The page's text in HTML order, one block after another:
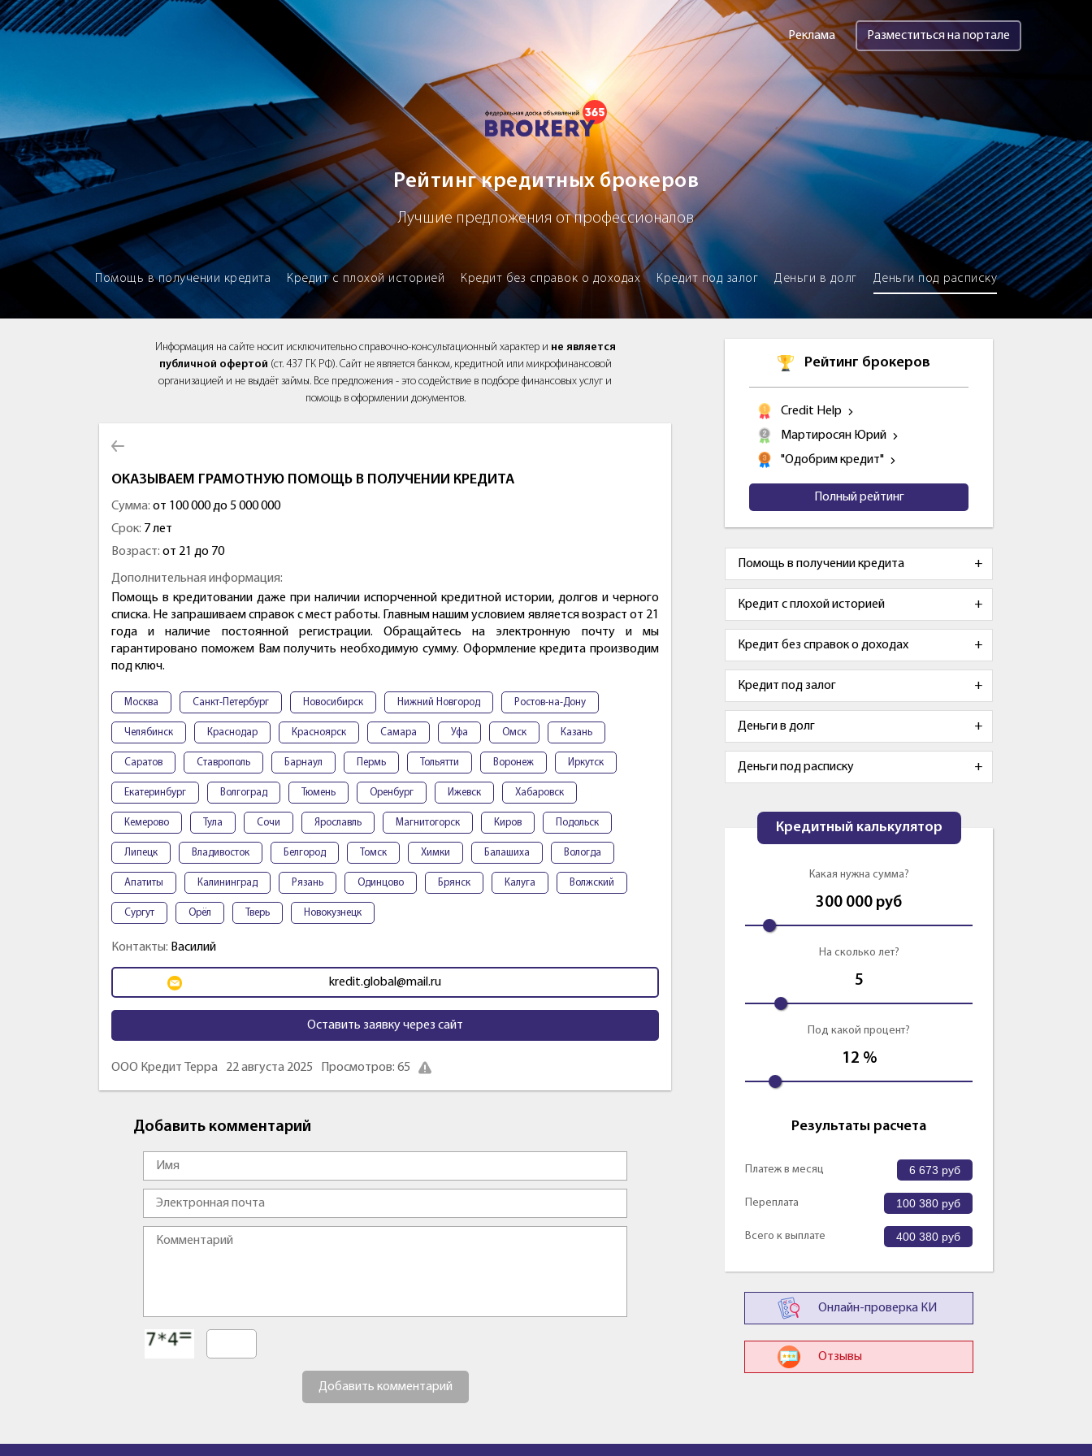
Brokery365 - Рейтинг кредитных брокеров
Реклама Разместиться на портале
Рейтинг кредитных брокеров
Лучшие предложения от профессионалов
Помощь в получении кредита Кредит с плохой историей Кредит без справок о доходах Кредит под залог Деньги в долг Деньги под расписку
Информация на сайте носит исключительно справочно-консультационный характер и не является
публичной офертой (ст. 437 ГК РФ). Сайт не является банком, кредитной или микрофинансовой
организацией и не выдаёт займы. Все предложения - это содействие в подборе финансовых услуг и
помощь в оформлении документов.
ОКАЗЫВАЕМ ГРАМОТНУЮ ПОМОЩЬ В ПОЛУЧЕНИИ КРЕДИТА
Сумма: от 100 000 до 5 000 000
Срок: 7 лет
Возраст: от 21 до 70
Дополнительная информация:
Помощь в кредитовании даже при наличии испорченной кредитной истории, долгов и черного
списка. Не запрашиваем справок с мест работы. Главным нашим условием является возраст от 21
года и наличие постоянной регистрации. Обращайтесь на электронную почту и мы
гарантировано поможем Вам получить необходимую сумму. Оформление кредита производим
под ключ.
Москва Санкт-Петербург Новосибирск Нижний Новгород Ростов-на-Дону
Челябинск Краснодар Красноярск Самара Уфа Омск Казань
Саратов Ставрополь Барнаул Пермь Тольятти Воронеж Иркутск
Екатеринбург Волгоград Тюмень Оренбург Ижевск Хабаровск
Кемерово Тула Сочи Ярославль Магнитогорск Киров Подольск
Липецк Владивосток Белгород Томск Химки Балашиха Вологда
Апатиты Калининград Рязань Одинцово Брянск Калуга Волжский
Сургут Орёл Тверь Новокузнецк
Контакты: Василий
kredit.global@mail.ru
Оставить заявку через сайт
ООО Кредит Терра 22 августа 2025 Просмотров: 65
Добавить комментарий
Добавить комментарий
Рейтинг брокеров
Credit Help
Мартиросян Юрий
"Одобрим кредит"
Полный рейтинг
Помощь в получении кредита
Кредит с плохой историей
Кредит без справок о доходах
Кредит под залог
Деньги в долг
Деньги под расписку
Кредитный калькулятор
Какая нужна сумма?
300 000 руб
На сколько лет?
5
Под какой процент?
12 %
Результаты расчета
Платеж в месяц 6 673 руб
Переплата 100 380 руб
Всего к выплате 400 380 руб
Онлайн-проверка КИ
Отзывы